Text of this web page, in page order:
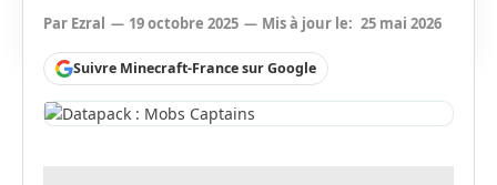
Par Ezral 19 octobre 2025 Mis à jour le: 25 mai 2026
Suivre Minecraft-France sur Google